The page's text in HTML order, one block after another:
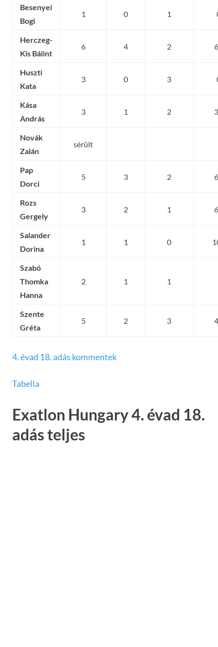
Besenyei
Bogi
1 0 1
Herczeg-
Kis Bálint
6 4 2
Huszti
Kata
3 0 3
Kása
András
3 1 2
Novák
Zalán
sérült
Pap
Dorci
5 3 2
Rozs
Gergely
3 2 1
Salander
Dorina
1 1 0
Szabó
Thomka
Hanna
2 1 1
Szente
Gréta
5 2 3
4. évad 18. adás kommentek
Tabella
Exatlon Hungary 4. évad 18.
adás teljes